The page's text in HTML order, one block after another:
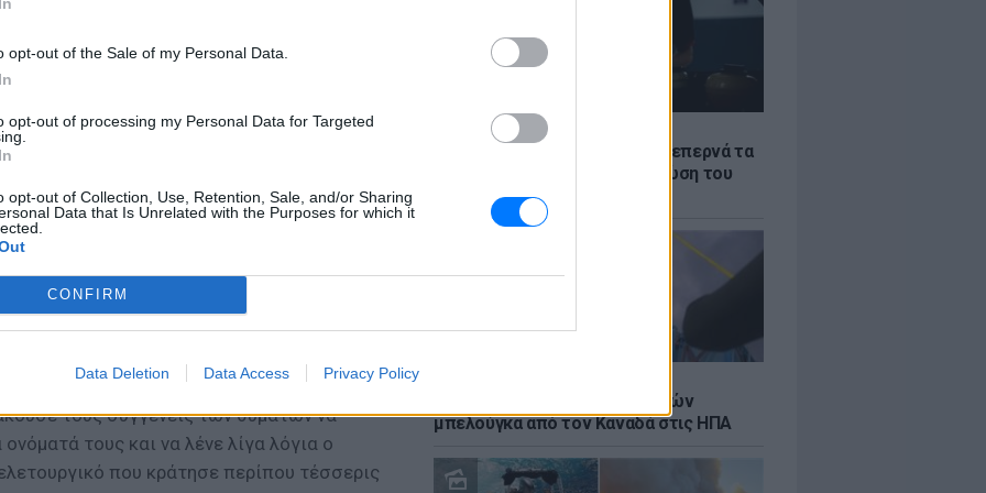
opt-out of the Sale of my Personal Data.
opt-out of processing my Personal Data for Targeted
opt-out of Collection, Use, Retention, Sale, and/or Sharing
Data that Is Unrelated with the Purposes for which it
CONFIRM
Data Deletion Data Access Privacy Policy
ΕΙΔΗΣΕΙΣ
Καύσιμα «φωτιά»: Η βενζίνη ξεπερνά τα
2 ευρώ το λίτρο παρά την πτώση του
αργού πετρελαίου διεθνώς
Ιστορική μεταφορά 30 φαλαινών
μπελούγκα από τον Καναδά στις ΗΠΑ
of the National Anthem begins New
the 18th anniversary of the
#NeverForget
H3VsGhlQIs
11, 2019
τους συγγενείς των θυμάτων να
τους και να λένε λίγα λόγια ο
που κράτησε περίπου τέσσερις